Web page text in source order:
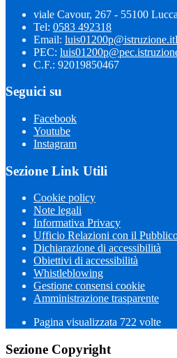
viale Cavour, 267 - 55100 Lucca
Tel: 0583 492318
Email: luis01200p@istruzione.it
PEC:
C.F.: 92019850467
Seguici su
Facebook
Youtube
Instagram
Sezione Link Utili
Cookie policy
Note legali
Informativa Privacy
Ufficio Relazioni con il
Dichiarazione di accessibilità
Obiettivi di accessibilità
Whistleblowing
Gestione consensi cookie
Amministrazione trasparente
Pagina visualizzata 722 volte
Sezione Copyright